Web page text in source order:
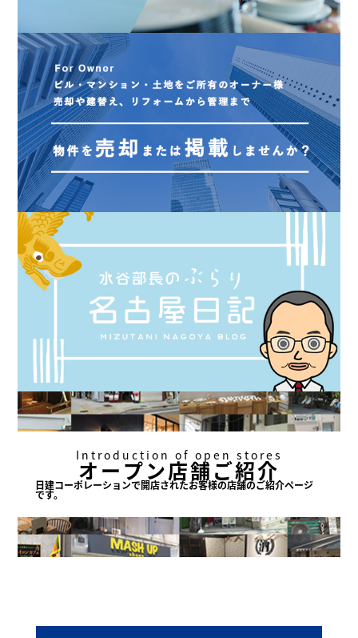
Introduction of open stores
オープン店舗ご紹介
日建コーポレーションで開店されたお客様の店舗のご紹介ページ
です。